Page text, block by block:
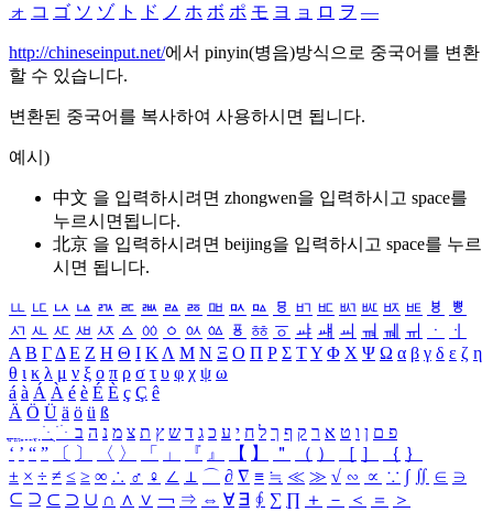
ォ コ ゴ ソ ゾ ト ド ノ ホ ボ ポ モ ヨ ョ ロ ヲ ―
http://chineseinput.net/에서 pinyin(병음)방식으로 중국어를 변환
할 수 있습니다.
변환된 중국어를 복사하여 사용하시면 됩니다.
예시)
中文 을 입력하시려면 zhongwen을 입력하시고 space를
누르시면됩니다.
北京 을 입력하시려면 beijing을 입력하시고 space를 누르
시면 됩니다.
ㅥ ㅦ ㅧ ㅨ ㅩ ㅪ ㅫ ㅬ ㅭ ㅮ ㅯ ㅰ ㅱ ㅲ ㅳ ㅴ ㅵ ㅶ ㅷ ㅸ
ㅹ
ㅺ ㅻ ㅼ ㅽ ㅾ ㅿ ㆀ ㆁ ㆂ ㆃ ㆄ ㆅ ㆆ ㆇ ㆈ ㆉ ㆊ ㆋ ㆌ ㆍ
ㆎ
Α Β ΓΔ Ε Ζ Η Θ Ι ΚΛ Μ Ν Ξ Ο Π Ρ Σ ΤΥ Φ Χ Ψ Ω α β γ δ ε ζ η
θ ι κ λ μ ν ξ ο π ρ σ τ υ φ χ ψ ω
á à Á À é è É È ç Ç ê
Ä Ö Ü ä ö ü ß
ִֶֹ ֻּ ׁׂ פ ם ן ו ט א ר ק ף ך ל ח י ע כ ג ד ש ץ ת צ מ נ ה ב
‘ ’ “ ” 〔 〕 〈 〉 「 」 『 』 【 】 ＂ （ ） ［ ］ ｛ ｝
± × ÷ ≠ ≤ ≥ ∞ ∴ ♂ ♀ ∠ ⊥ ⌒ ∂ ∇ ≡ ≒ ≪ ≫ √ ∽ ∝ ∵ ∫ ∬ ∈ ∋
⊆ ⊇ ⊂ ⊃ ∪ ∩ ∧ ∨ ￢ ⇒ ⇔ ∀ ∃ ∮ ∑ ∏ ＋ － ＜ ＝
＞